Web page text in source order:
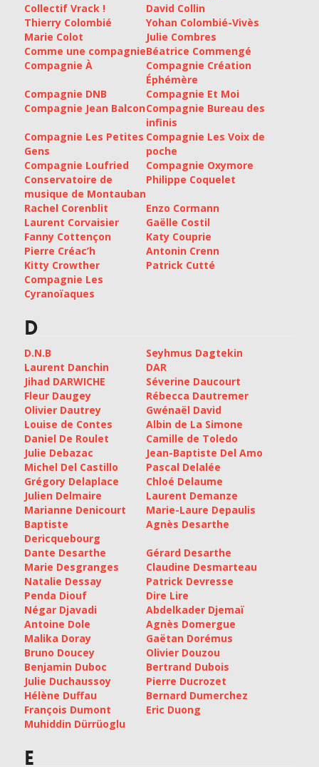
Collectif Vrack !
David Collin
Thierry Colombié
Yohan Colombié-Vivès
Marie Colot
Julie Combres
Comme une compagnieBéatrice Commengé
Compagnie À
Compagnie Création
Éphémère
Compagnie DNB
Compagnie Et Moi
Compagnie Jean BalconCompagnie Bureau des
infinis
Compagnie Les Petites
Gens
Compagnie Les Voix de
poche
Compagnie Loufried
Compagnie Oxymore
Conservatoire de
musique de Montauban
Philippe Coquelet
Rachel Corenblit
Enzo Cormann
Laurent Corvaisier
Gaëlle Costil
Fanny Cottençon
Katy Couprie
Pierre Créac’h
Antonin Crenn
Kitty Crowther
Patrick Cutté
Compagnie Les
Cyranoïaques
D
D.N.B
Seyhmus Dagtekin
Laurent Danchin
DAR
Jihad DARWICHE
Séverine Daucourt
Fleur Daugey
Rébecca Dautremer
Olivier Dautrey
Gwénaël David
Louise de Contes
Albin de La Simone
Daniel De Roulet
Camille de Toledo
Julie Debazac
Jean-Baptiste Del Amo
Michel Del Castillo
Pascal Delalée
Grégory Delaplace
Chloé Delaume
Julien Delmaire
Laurent Demanze
Marianne Denicourt
Marie-Laure Depaulis
Baptiste
Dericquebourg
Agnès Desarthe
Dante Desarthe
Gérard Desarthe
Marie Desgranges
Claudine Desmarteau
Natalie Dessay
Patrick Devresse
Penda Diouf
Dire Lire
Négar Djavadi
Abdelkader Djemaï
Antoine Dole
Agnès Domergue
Malika Doray
Gaëtan Dorémus
Bruno Doucey
Olivier Douzou
Benjamin Duboc
Bertrand Dubois
Julie Duchaussoy
Pierre Ducrozet
Hélène Duffau
Bernard Dumerchez
François Dumont
Eric Duong
Muhiddin Dürrüoglu
E